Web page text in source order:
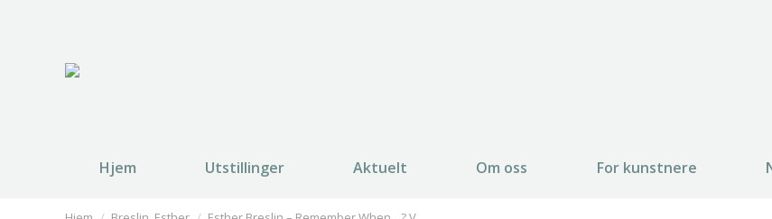
Hjem Utstillinger Aktuelt Om oss For kunstnere
You are here: